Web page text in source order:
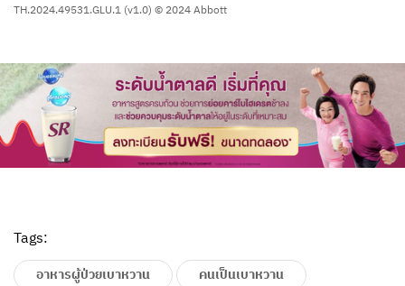
Tags:
อาหารผู้ป่วยเบาหวาน คนเป็นเบาหวาน
TH.2024.49531.GLU.1 (v1.0) © 2024 Abbott